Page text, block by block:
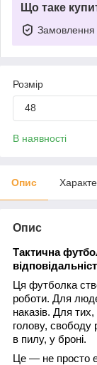
Що таке
Замовлення
Розмір
48
В наявності
Опис
Опис
Тактична
Ця футболка
роботи. Для
наказів. Для
голову, свободу
в пилу, у броні.
Це — не просто